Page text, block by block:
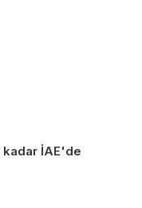
İAE'de